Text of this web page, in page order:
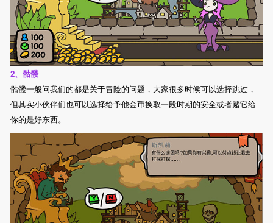
2、骷髅
骷髅一般问我们的都是关于冒险的问题，大家很多时候可以选择跳过，
但其实小伙伴们也可以选择给予他金币换取一段时期的安全或者赌它给
你的是好东西。